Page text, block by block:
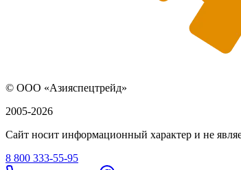
© ООО «Азияспецтрейд»
2005-2026
Сайт носит информационный характер и не
8 800 333-55-95